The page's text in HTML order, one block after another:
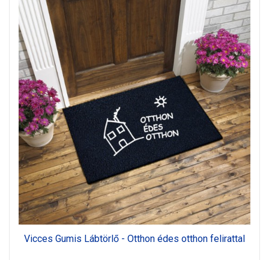
Vicces Gumis Lábtörlő - Otthon édes otthon felirattal